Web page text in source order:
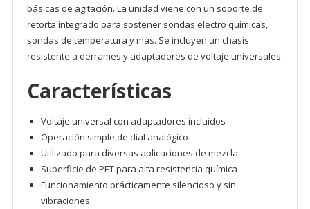
básicas de agitación. La unidad viene con un soporte de
retorta integrado para sostener sondas electro químicas,
sondas de temperatura y más. Se incluyen un chasis
resistente a derrames y adaptadores de voltaje universales.
Características
Voltaje universal con adaptadores incluidos
Operación simple de dial analógico
Utilizado para diversas aplicaciones de mezcla
Superficie de PET para alta resistencia química
Funcionamiento prácticamente silencioso y sin
vibraciones